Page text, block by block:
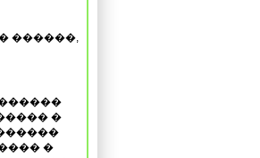
������,
�
�